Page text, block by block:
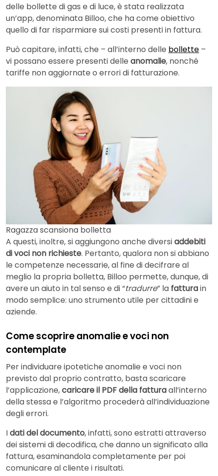
delle bollette di gas e di luce, è stata realizzata
un’app, denominata Billoo, che ha come obiettivo
quello di far risparmiare sui costi presenti in fattura.
Può capitare, infatti, che – all’interno delle bollette –
vi possano essere presenti delle anomalie, nonché
tariffe non aggiornate o errori di fatturazione.
Ragazza scansiona bolletta
A questi, inoltre, si aggiungono anche diversiaddebiti
di voci non richieste. Pertanto, qualora non si abbiano
le competenze necessarie, al fine di decifrare al
meglio la propria bolletta, Billoo permette, dunque, di
avere un aiuto in tal senso e di “tradurre” la fatturain
modo semplice: uno strumento utile per cittadini e
aziende.
Come scoprire anomalie e voci non
contemplate
Per individuare ipotetiche anomalie e voci non
previsto dal proprio contratto, basta scaricare
l’applicazione,caricare il PDF della fatturaall’interno
della stessa e l’algoritmo procederà all’individuazione
degli errori.
Idati del documento, infatti, sono estratti attraverso
dei sistemi di decodifica, che danno un significato alla
fattura, esaminandola completamente per poi
comunicare al cliente i risultati.